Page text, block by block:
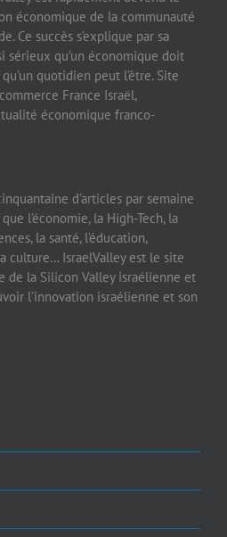
économique de la communauté
Ce succès s’explique par sa
sérieux qu’un économique doit
quotidien peut l’être. Site
France Israël,
économique franco-
d’articles par semaine
l’économie, la High-Tech, la
la santé, l’éducation,
culture… IsraelValley est le site
de la Silicon Valley israélienne et
l’innovation israélienne et son